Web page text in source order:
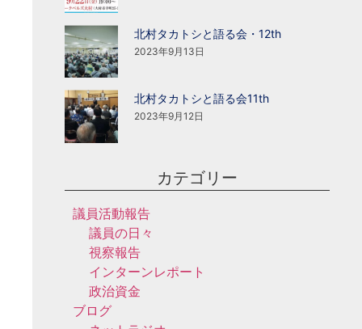
北村タカトシと語る会・12th
2023年9月13日
北村タカトシと語る会11th
2023年9月12日
カテゴリー
議員活動報告
議員の日々
視察報告
インターンレポート
政治資金
ブログ